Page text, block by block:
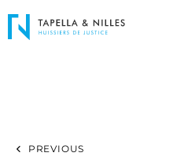
PREVIOUS